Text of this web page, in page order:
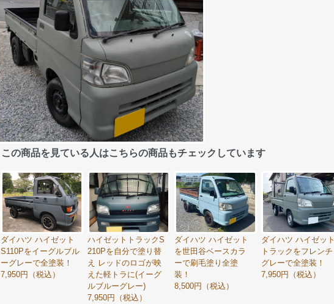
この商品を見ている人はこちらの商品もチェックしています
ダイハツ ハイゼット
S110Pをイーグルブル
ーグレーで全塗装！
7,950円（税込）
ハイゼットトラックS
210Pを自分で塗り替
え レッドのロゴが映
えた軽トラに(イーグ
ルブルーグレー)
7,950円（税込）
ダイハツ ハイゼット
を世田谷ベースカラ
ーで刷毛塗り全塗
装！
8,500円（税込）
ダイハツ ハイゼット
トラックをフレンチ
グレーで全塗装！
7,950円（税込）